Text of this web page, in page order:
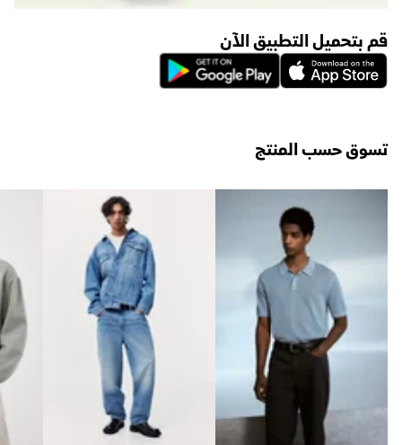
قم بتحميل التطبيق الآن
تسوق حسب المنتج